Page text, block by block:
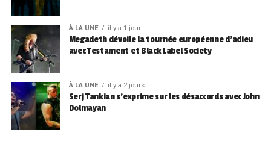
À LA UNE il y a 1 jour
Megadeth dévoile la tournée européenne d’adieu
avec Testament et Black Label Society
À LA UNE il y a 2 jours
Serj Tankian s’exprime sur les désaccords avec John
Dolmayan